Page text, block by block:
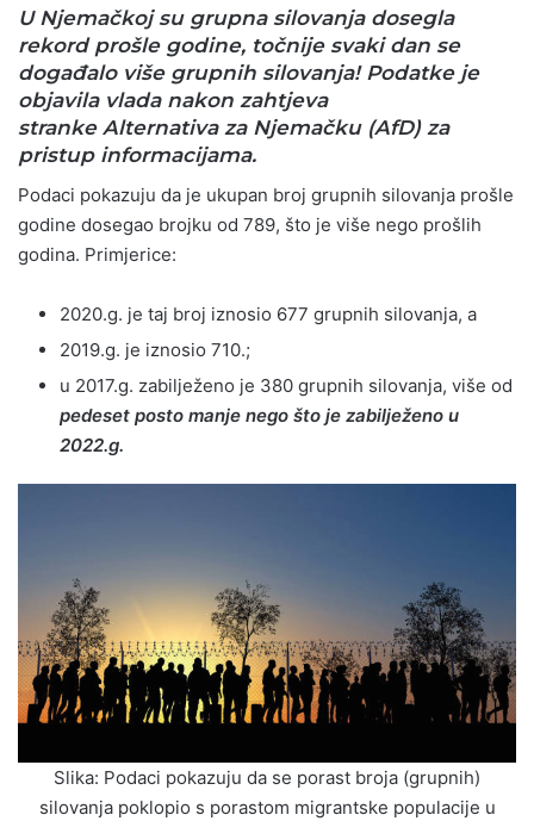
U Njemačkoj su grupna silovanja dosegla
rekord prošle godine, točnije svaki dan se
događalo više grupnih silovanja! Podatke je
objavila vlada nakon zahtjeva
stranke Alternativa za Njemačku (AfD) za
pristup informacijama.
Podaci pokazuju da je ukupan broj grupnih silovanja prošle
godine dosegao brojku od 789, što je više nego prošlih
godina. Primjerice:
2020.g. je taj broj iznosio 677 grupnih silovanja, a
2019.g. je iznosio 710.;
u 2017.g. zabilježeno je 380 grupnih silovanja, više od
pedeset posto manje nego što je zabilježeno u
2022.g.
Slika: Podaci pokazuju da se porast broja (grupnih)
silovanja poklopio s porastom migrantske populacije u